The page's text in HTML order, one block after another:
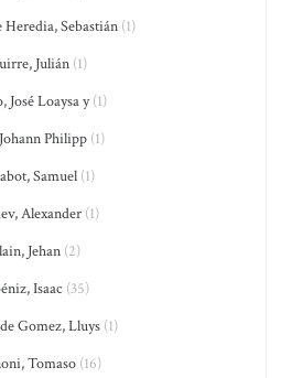
Sebastián(1)
Julián(1)
José Loaysa y(1)
Philipp(1)
Samuel(1)
Alexander (1)
Jehan(2)
Isaac (35)
Gomez, Lluys(1)
Tomaso(16)